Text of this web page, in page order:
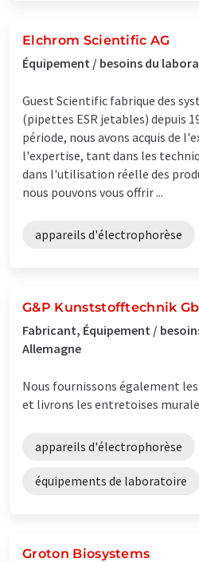
Elchrom Scientific AG
Équipement / besoins du
Guest Scientific fabrique des
(pipettes ESR jetables) depuis
période, nous avons acquis de
l'expertise, tant dans les
dans l'utilisation réelle des
nous pouvons vous offrir ...
appareils d'électrophorèse
G&P Kunststofftechnik
Fabricant, Équipement /
Allemagne
Nous fournissons également
et livrons les entretoises
appareils d'électrophorèse
équipements de laboratoire
Groton Biosystems